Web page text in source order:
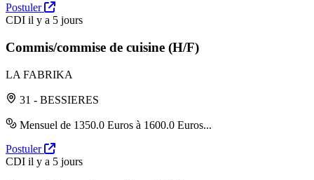
Postuler
CDI il y a 5 jours
Commis/commise de cuisine (H/F)
LA FABRIKA
31 - BESSIERES
Mensuel de 1350.0 Euros à 1600.0 Euros...
Postuler
CDI il y a 5 jours